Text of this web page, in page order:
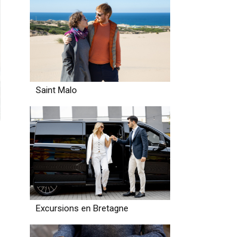
Saint Malo
Excursions en Bretagne